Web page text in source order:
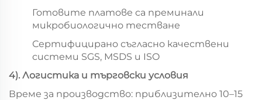
Готовите платове са преминали
микробиологично тестване
Сертифицирано съгласно качествени
системи SGS, MSDS и ISO
4). Логистика и търговски условия
Време за производство: приблизително 10–15